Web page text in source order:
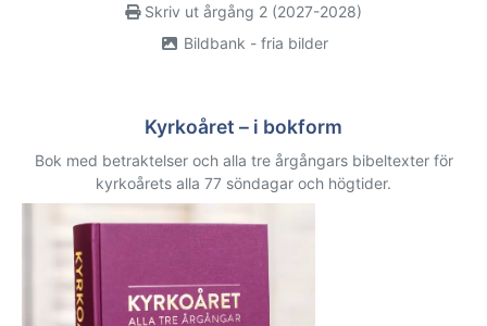
Skriv ut årgång 2 (2027-2028)
Bildbank - fria bilder
Kyrkoåret – i bokform
Bok med betraktelser och alla tre årgångars bibeltexter för
kyrkoårets alla 77 söndagar och högtider.